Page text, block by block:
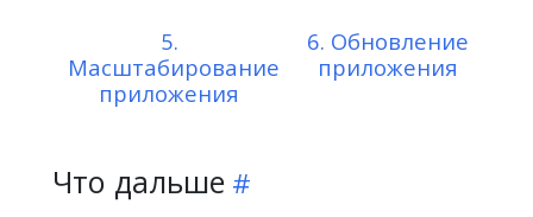
5.
Масштабирование
приложения
6. Обновление
приложения
Что дальше